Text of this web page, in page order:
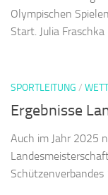
Olympischen
Start. Julia Fraschka
SPORTLEITUNG /
Ergebnisse
Auch im Jahr 2025
Schützenverbandes